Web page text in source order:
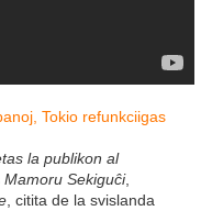
la publikon al
Mamoru Sekiguĉi,
, citita de la svislanda